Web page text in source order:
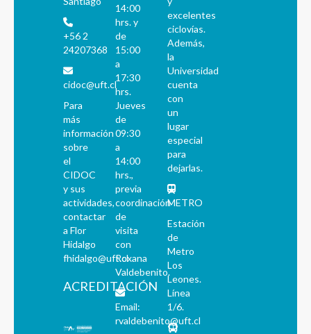
+56 2
24207368
cidoc@uft.cl
Para
más
información
sobre
el
CIDOC
y sus
actividades,
contactar
a Flor
Hidalgo
fhidalgo@uft.cl
ACREDITACIÓN
14:00
hrs. y
de
15:00
a
17:30
hrs.
Jueves
de
09:30
a
14:00
hrs.,
previa
coordinación
de
visita
con
Roxana
Valdebenito.
Email:
rvaldebenito@uft.cl
excelentes
ciclovías.
Además,
la
Universidad
cuenta
con
un
lugar
especial
para
dejarlas.
METRO
Estación
de
Metro
Los
Leones.
Línea
1/6.